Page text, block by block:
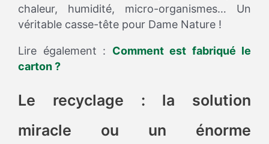
chaleur, humidité, micro-organismes… Un
véritable casse-tête pour Dame Nature !
Lire également : Comment est fabriqué le
carton ?
Le recyclage : la solution
miracle ou un énorme